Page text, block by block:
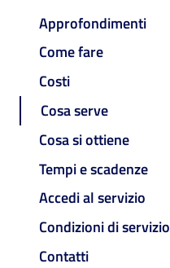
Approfondimenti
Come fare
Costi
Cosa serve
Cosa si ottiene
Tempi e scadenze
Accedi al servizio
Condizioni di servizio
Contatti